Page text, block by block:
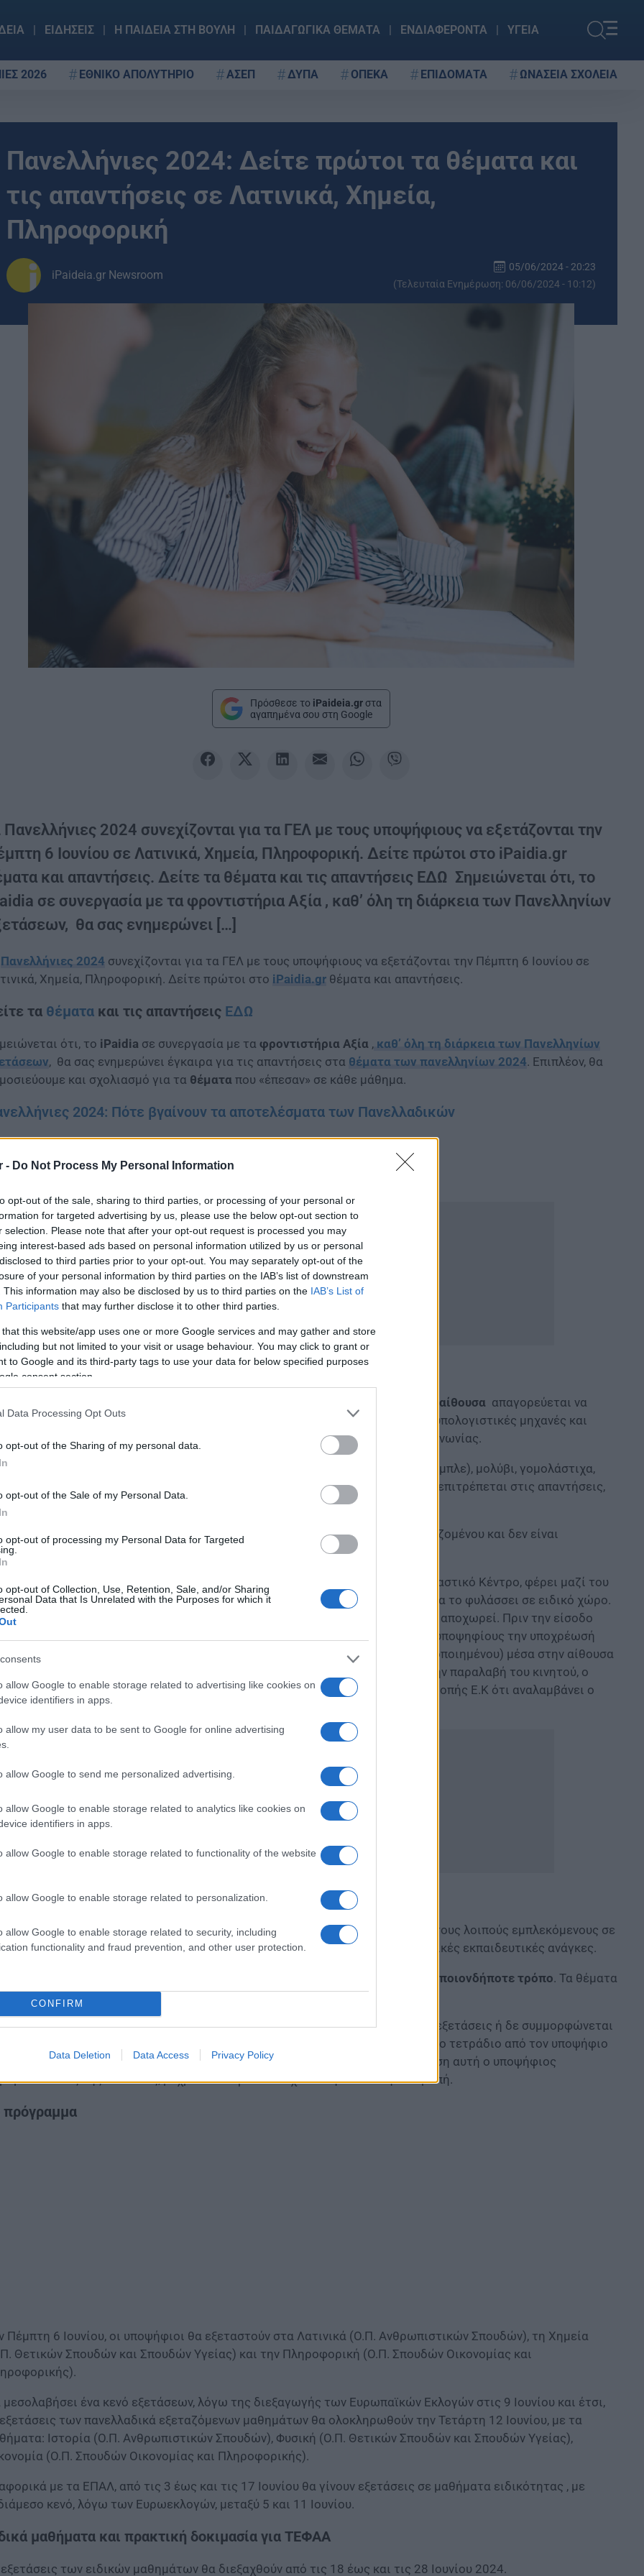
- Do Not Process My Personal Information
opt-out of the sale, sharing to third parties, or processing of your personal or
for targeted advertising by us, please use the below opt-out section to
selection. Please note that after your opt-out request is processed you may
interest-based ads based on personal information utilized by us or personal
to third parties prior to your opt-out. You may separately opt-out of the
of your personal information by third parties on the IAB’s list of downstream
This information may also be disclosed by us to third parties on the IAB’s List of
Participants that may further disclose it to other third parties.
that this website/app uses one or more Google services and may gather and store
but not limited to your visit or usage behaviour. You may click to grant or
to Google and its third-party tags to use your data for below specified purposes
consent section.
Data Processing Opt Outs
opt-out of the Sharing of my personal data.
opt-out of the Sale of my Personal Data.
opt-out of processing my Personal Data for Targeted
opt-out of Collection, Use, Retention, Sale, and/or Sharing
Data that Is Unrelated with the Purposes for which it
allow Google to enable storage related to advertising like cookies on
identifiers in apps.
allow my user data to be sent to Google for online advertising
allow Google to send me personalized advertising.
allow Google to enable storage related to analytics like cookies on
identifiers in apps.
allow Google to enable storage related to functionality of the website
allow Google to enable storage related to personalization.
allow Google to enable storage related to security, including
functionality and fraud prevention, and other user protection.
CONFIRM
Data Deletion Data Access Privacy Policy
ΕΙΔΗΣΕΙΣ Η ΠΑΙΔΕΙΑ ΣΤΗ ΒΟΥΛΗ ΠΑΙΔΑΓΩΓΙΚΑ ΘΕΜΑΤΑ ΕΝΔΙΑΦΕΡΟΝΤΑ ΥΓΕΙΑ
2026 ΕΘΝΙΚΟ ΑΠΟΛΥΤΗΡΙΟ ΑΣΕΠ ΔΥΠΑ ΟΠΕΚΑ ΕΠΙΔΟΜΑΤΑ ΩΝΑΣΕΙΑ ΣΧΟΛΕΙΑ
Πανελλήνιες 2024: Δείτε πρώτοι τα θέματα και
τις απαντήσεις σε Λατινικά, Χημεία,
Πληροφορική
iPaideia.gr Newsroom
05/06/2024 - 20:23
(Τελευταία Ενημέρωση: 06/06/2024 - 10:12)
Πρόσθεσε το iPaideia.gr στα
αγαπημένα σου στη Google
Πανελλήνιες 2024 συνεχίζονται για τα ΓΕΛ με τους υποψήφιους να εξετάζονται την
6 Ιουνίου σε Λατινικά, Χημεία, Πληροφορική. Δείτε πρώτοι στο iPaidia.gr
και απαντήσεις. Δείτε τα θέματα και τις απαντήσεις ΕΔΩ Σημειώνεται ότι, το
σε συνεργασία με τα φροντιστήρια Αξία , καθ’ όλη τη διάρκεια των Πανελληνίων
θα σας ενημερώνει […]
Πανελλήνιες 2024 συνεχίζονται για τα ΓΕΛ με τους υποψήφιους να εξετάζονται την Πέμπτη 6 Ιουνίου σε
Χημεία, Πληροφορική. Δείτε πρώτοι στο iPaidia.gr θέματα και απαντήσεις.
τα θέματα και τις απαντήσεις ΕΔΩ
ότι, το iPaidia σε συνεργασία με τα φροντιστήρια Αξία , καθ’ όλη τη διάρκεια των Πανελληνίων
, θα σας ενημερώνει έγκαιρα για τις απαντήσεις στα θέματα των πανελληνίων 2024. Επιπλέον, θα
και σχολιασμό για τα θέματα που «έπεσαν» σε κάθε μάθημα.
2024: Πότε βγαίνουν τα αποτελέσματα των Πανελλαδικών
με τις ισχύουσες διατάξεις, οι υποψήφιοι κατά την είσοδό τους στην αίθουσα απαγορεύεται να
μαζί τους βιβλία, τετράδια, σημειώσεις, διορθωτικό, κινητά τηλέφωνα, υπολογιστικές μηχανές και
άλλα ηλεκτρονικά μέσα μετάδοσης ή λήψης πληροφοριών ή επικοινωνίας.
επιτρέπεται να έχουν στυλό μόνο ανεξίτηλης μελάνης (μαύρο ή μπλε), μολύβι, γομολάστιχα,
όργανα και μπουκαλάκι με νερό ή αναψυκτικό. Το μολύβι γενικά δεν επιτρέπεται στις απαντήσεις,
μόνο αν το διευκρινίζουν οι οδηγίες των θεμάτων.
δεκτοί στις εξετάσεις με βασικό αποδεικτικό στοιχείο το Δελτίο εξεταζομένου και δεν είναι
να έχουν άλλο αποδεικτικό στοιχείο (ταυτότητα ή διαβατήριο).
περίπτωση κατά την οποία εξεταζόμενος, κατά την προσέλευσή του στο Εξεταστικό Κέντρο, φέρει μαζί του
τηλέφωνο, θα το παραδίδει στον Πρόεδρο της Επιτροπής Ε.Κ., ο οποίος θα το φυλάσσει σε ειδικό χώρο.
τη λήξη της εξέτασης, ο υποψήφιος θα παραλαμβάνει το κινητό του και θα αποχωρεί. Πριν την είσοδο
αίθουσες πρέπει ο πρόεδρος της Επιτροπής του Ε.Κ. να υπενθυμίζει στους υποψηφίους την υποχρέωσή
να παραδίδουν τα κινητά τους και ότι η κατοχή κινητού (έστω και απενεργοποιημένου) μέσα στην αίθουσα
επαρκή λόγο μηδενισμού τους. Τόσο κατά την παράδοση όσο και κατά την παραλαβή του κινητού, ο
θα υπογράψει σε ειδική κατάσταση ενώπιον του προέδρου της Επιτροπής Ε.Κ ότι αναλαμβάνει ο
την ευθύνη της παράδοσης και παραλαβής του κινητού του.
ισχύουν επίσης για τους επιτηρητές, το βοηθητικό προσωπικό και τους λοιπούς εμπλεκόμενους σε
Εξεταστικό Κέντρο, καθώς επίσης και για υποψήφιους με αναπηρία και ειδικές εκπαιδευτικές ανάγκες.
απαγορεύεται η γνωστοποίηση των θεμάτων σε οποιονδήποτε και με οποιονδήποτε τρόπο. Τα θέματα
στην επίσημη ιστοσελίδα του ΥΠΑΙΘ.
οι επιτηρητές διαπιστώσουν, ότι κάποιος εξεταζόμενος δολιεύεται τις εξετάσεις ή δε συμμορφώνεται
τις υποδείξεις τους ή παρενοχλεί τους λοιπούς εξεταζόμενους, αφαιρούν το τετράδιο από τον υποψήφιο
ενημερώνουν αμέσως τον πρόεδρο της Λυκειακής Επιτροπής. Στην περίπτωση αυτή ο υποψήφιος
εντός της αίθουσας, μέχρι να αποφασίσει σχετικά η Λυκειακή Επιτροπή.
πρόγραμμα
Πέμπτη 6 Ιουνίου, οι υποψήφιοι θα εξεταστούν στα Λατινικά (Ο.Π. Ανθρωπιστικών Σπουδών), τη Χημεία
Θετικών Σπουδών και Σπουδών Υγείας) και την Πληροφορική (Ο.Π. Σπουδών Οικονομίας και
ένα κενό εξετάσεων, λόγω της διεξαγωγής των Ευρωπαϊκών Εκλογών στις 9 Ιουνίου και έτσι,
των πανελλαδικά εξεταζόμενων μαθημάτων θα ολοκληρωθούν την Τετάρτη 12 Ιουνίου, με τα
Ιστορία (Ο.Π. Ανθρωπιστικών Σπουδών), Φυσική (Ο.Π. Θετικών Σπουδών και Σπουδών Υγείας),
(Ο.Π. Σπουδών Οικονομίας και Πληροφορικής).
με τα ΕΠΑΛ, από τις 3 έως και τις 17 Ιουνίου θα γίνουν εξετάσεις σε μαθήματα ειδικότητας , με
κενό, λόγω των Ευρωεκλογών, μεταξύ 5 και 11 Ιουνίου.
μαθήματα και πρακτική δοκιμασία για ΤΕΦΑΑ
των ειδικών μαθημάτων θα διεξαχθούν από τις 18 έως και τις 28 Ιουνίου 2024.